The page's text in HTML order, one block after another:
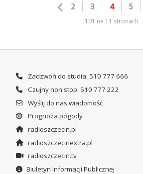
2 3 4 5
101 na 11 stronach
Zadzwoń do studia: 510 777 666
Czujny non stop: 510 777 222
Wyślij do nas wiadomość
Prognoza pogody
radioszczecin.pl
radioszczecinextra.pl
radioszczecin.tv
Biuletyn Informacji Publicznej